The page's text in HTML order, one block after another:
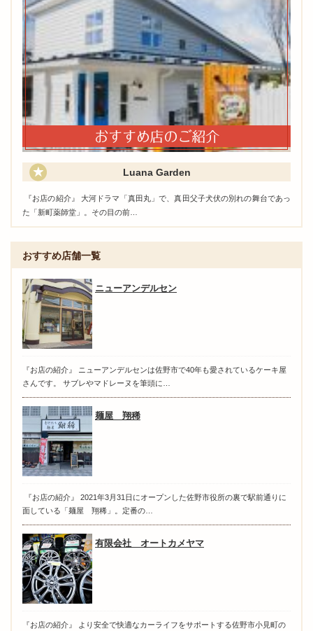
Luana Garden
『お店の紹介』 大河ドラマ「真田丸」で、真田父子犬伏の別れの舞台であっ
た「新町薬師堂」。その目の前…
おすすめ店舗一覧
ニューアンデルセン
『お店の紹介』 ニューアンデルセンは佐野市で40年も愛されているケーキ屋
さんです。 サブレやマドレーヌを筆頭に…
麺屋 翔稀
『お店の紹介』 2021年3月31日にオープンした佐野市役所の裏で駅前通りに
面している「麺屋 翔稀」。定番の…
有限会社 オートカメヤマ
『お店の紹介』 より安全で快適なカーライフをサポートする佐野市小見町の